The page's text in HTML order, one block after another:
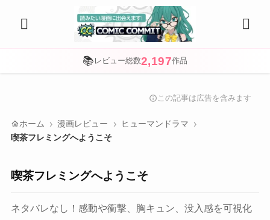
📚 レビュー総数2,197作品
info この記事は広告を含みます
home ホーム 漫画レビュー
ヒューマンドラマ
喫茶フレミングへようこそ
喫茶フレミングへようこそ
ネタバレなし！感動や衝撃、胸キュン、没入感を可視化